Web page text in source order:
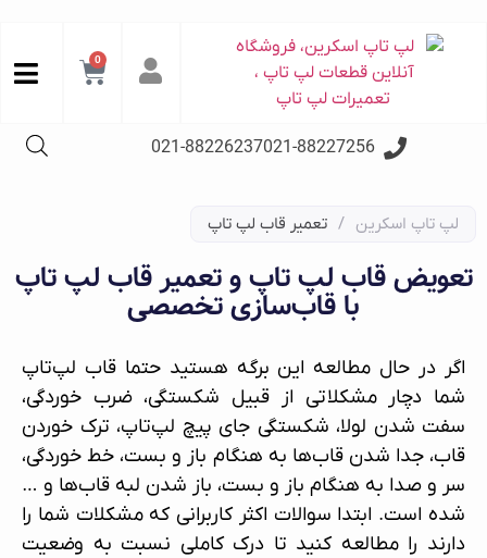
0
021-88227256
021-88226237
لپ تاپ اسکرین / تعمیر قاب لپ تاپ
تعویض قاب لپ تاپ و تعمیر قاب لپ‌ تاپ
با قاب‌سازی تخصصی
اگر در حال مطالعه این برگه هستید حتما قاب لپ‌تاپ
شما دچار مشکلاتی از قبیل شکستگی، ضرب خوردگی،
سفت شدن لولا، شکستگی جای پیچ لپ‌تاپ، ترک خوردن
قاب، جدا شدن قاب‌ها به هنگام باز و بست، خط خوردگی،
سر و صدا به هنگام باز و بست، باز شدن لبه قاب‌ها و …
شده است. ابتدا سوالات اکثر کاربرانی که مشکلات شما را
دارند را مطالعه کنید تا درک کاملی نسبت به وضعیت